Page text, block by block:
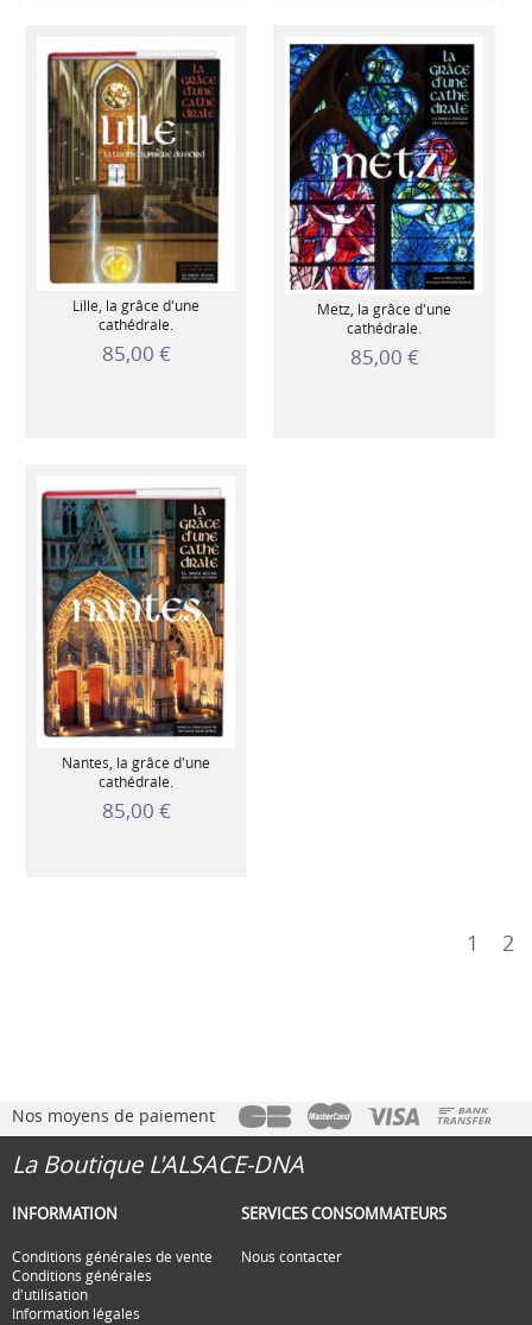
Lille, la grâce d'une
cathédrale.
85,00 €
Metz, la grâce d'une
cathédrale.
85,00 €
Nantes, la grâce d'une
cathédrale.
85,00 €
1 2
Nos moyens de paiement
La Boutique L'ALSACE-DNA
INFORMATION
Conditions générales de vente
Conditions générales
d'utilisation
Information légales
SERVICES CONSOMMATEURS
Nous contacter